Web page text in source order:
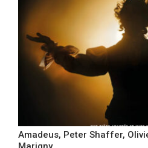
Amadeus, Peter Shaffer,